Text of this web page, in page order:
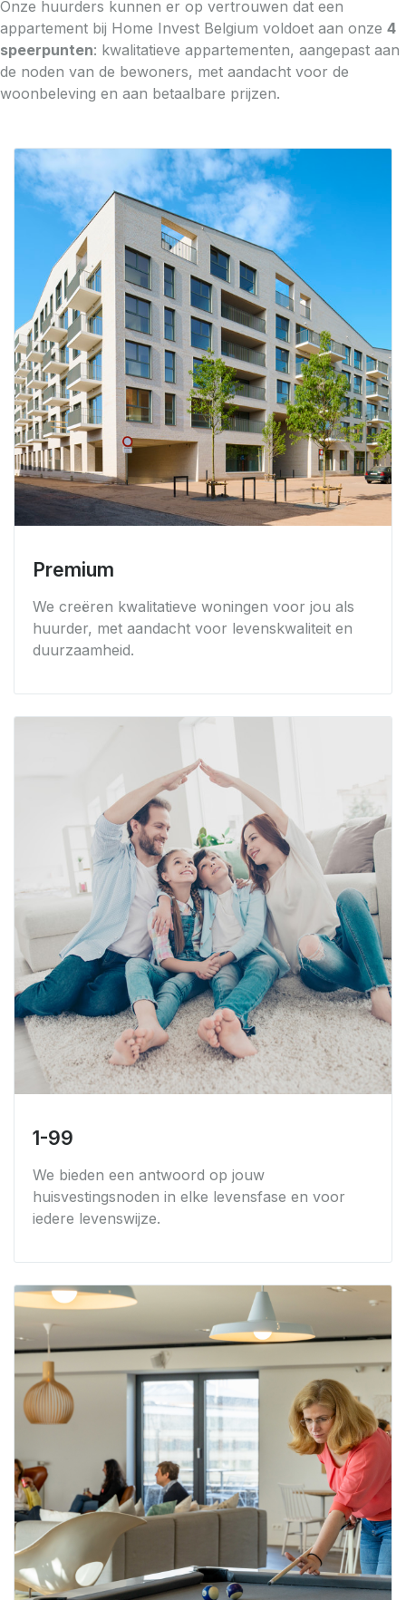
Onze huurders kunnen er op vertrouwen dat een
appartement bij Home Invest Belgium voldoet aan onze 4
speerpunten: kwalitatieve appartementen, aangepast aan
de noden van de bewoners, met aandacht voor de
woonbeleving en aan betaalbare prijzen.
Premium
We creëren kwalitatieve woningen voor jou als
huurder, met aandacht voor levenskwaliteit en
duurzaamheid.
1-99
We bieden een antwoord op jouw
huisvestingsnoden in elke levensfase en voor
iedere levenswijze.